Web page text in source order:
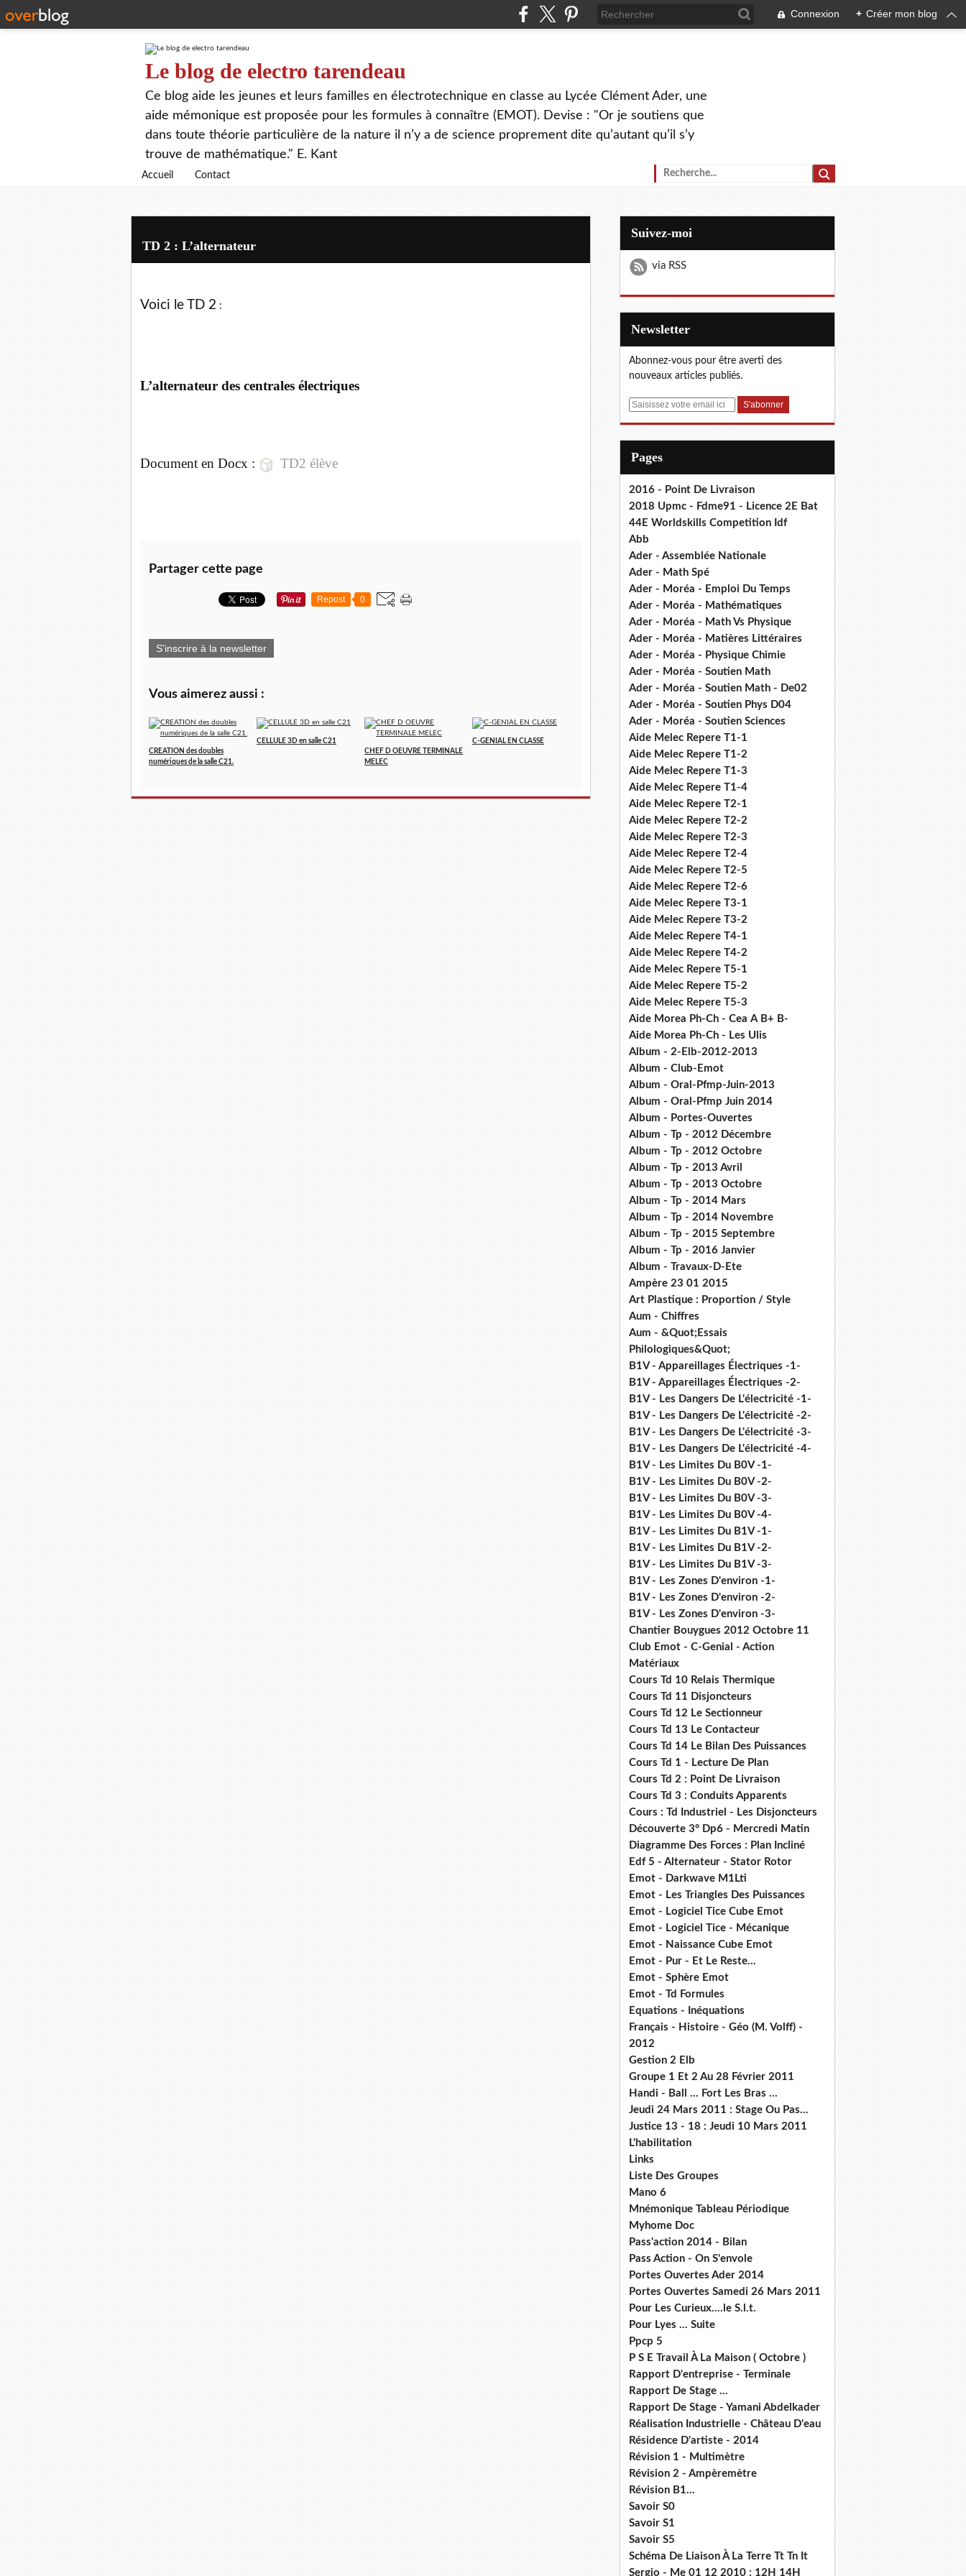
Connexion + Créer mon blog
Le blog de electro tarendeau
Ce blog aide les jeunes et leurs familles en électrotechnique en classe au Lycée Clément Ader, une
aide mémonique est proposée pour les formules à connaître (EMOT). Devise : "Or je soutiens que
dans toute théorie particulière de la nature il n’y a de science proprement dite qu’autant qu’il s’y
trouve de mathématique." E. Kant
Accueil Contact
TD 2 : L’alternateur
Voici le TD 2 :
L’alternateur des centrales électriques
Document en Docx : TD2 élève
Partager cette page
Repost 0
S'inscrire à la newsletter
Vous aimerez aussi :
CREATION des doubles
numériques de la salle C21.
CELLULE 3D en salle C21
CHEF D OEUVRE TERMINALE
MELEC
C-GENIAL EN CLASSE
Suivez-moi
via RSS
Newsletter
Abonnez-vous pour être averti des
nouveaux articles publiés.
E
Pages
2016 - Point De Livraison
2018 Upmc - Fdme91 - Licence 2E Bat
44E Worldskills Competition Idf
Abb
Ader - Assemblée Nationale
Ader - Math Spé
Ader - Moréa - Emploi Du Temps
Ader - Moréa - Mathématiques
Ader - Moréa - Math Vs Physique
Ader - Moréa - Matières Littéraires
Ader - Moréa - Physique Chimie
Ader - Moréa - Soutien Math
Ader - Moréa - Soutien Math - De02
Ader - Moréa - Soutien Phys D04
Ader - Moréa - Soutien Sciences
Aide Melec Repere T1-1
Aide Melec Repere T1-2
Aide Melec Repere T1-3
Aide Melec Repere T1-4
Aide Melec Repere T2-1
Aide Melec Repere T2-2
Aide Melec Repere T2-3
Aide Melec Repere T2-4
Aide Melec Repere T2-5
Aide Melec Repere T2-6
Aide Melec Repere T3-1
Aide Melec Repere T3-2
Aide Melec Repere T4-1
Aide Melec Repere T4-2
Aide Melec Repere T5-1
Aide Melec Repere T5-2
Aide Melec Repere T5-3
Aide Morea Ph-Ch - Cea Α Β+ Β-
Aide Morea Ph-Ch - Les Ulis
Album - 2-Elb-2012-2013
Album - Club-Emot
Album - Oral-Pfmp-Juin-2013
Album - Oral-Pfmp Juin 2014
Album - Portes-Ouvertes
Album - Tp - 2012 Décembre
Album - Tp - 2012 Octobre
Album - Tp - 2013 Avril
Album - Tp - 2013 Octobre
Album - Tp - 2014 Mars
Album - Tp - 2014 Novembre
Album - Tp - 2015 Septembre
Album - Tp - 2016 Janvier
Album - Travaux-D-Ete
Ampère 23 01 2015
Art Plastique : Proportion / Style
Aum - Chiffres
Aum - &Quot;Essais
Philologiques&Quot;
B1V - Appareillages Électriques -1-
B1V - Appareillages Électriques -2-
B1V - Les Dangers De L'électricité -1-
B1V - Les Dangers De L'électricité -2-
B1V - Les Dangers De L'électricité -3-
B1V - Les Dangers De L'électricité -4-
B1V - Les Limites Du B0V -1-
B1V - Les Limites Du B0V -2-
B1V - Les Limites Du B0V -3-
B1V - Les Limites Du B0V -4-
B1V - Les Limites Du B1V -1-
B1V - Les Limites Du B1V -2-
B1V - Les Limites Du B1V -3-
B1V - Les Zones D'environ -1-
B1V - Les Zones D'environ -2-
B1V - Les Zones D'environ -3-
Chantier Bouygues 2012 Octobre 11
Club Emot - C-Genial - Action
Matériaux
Cours Td 10 Relais Thermique
Cours Td 11 Disjoncteurs
Cours Td 12 Le Sectionneur
Cours Td 13 Le Contacteur
Cours Td 14 Le Bilan Des Puissances
Cours Td 1 - Lecture De Plan
Cours Td 2 : Point De Livraison
Cours Td 3 : Conduits Apparents
Cours : Td Industriel - Les Disjoncteurs
Découverte 3° Dp6 - Mercredi Matin
Diagramme Des Forces : Plan Incliné
Edf 5 - Alternateur - Stator Rotor
Emot - Darkwave M1Lti
Emot - Les Triangles Des Puissances
Emot - Logiciel Tice Cube Emot
Emot - Logiciel Tice - Mécanique
Emot - Naissance Cube Emot
Emot - Pur - Et Le Reste...
Emot - Sphère Emot
Emot - Td Formules
Equations - Inéquations
Français - Histoire - Géo (M. Volff) -
2012
Gestion 2 Elb
Groupe 1 Et 2 Au 28 Février 2011
Handi - Ball ... Fort Les Bras ...
Jeudi 24 Mars 2011 : Stage Ou Pas...
Justice 13 - 18 : Jeudi 10 Mars 2011
L'habilitation
Links
Liste Des Groupes
Mano 6
Mnémonique Tableau Périodique
Myhome Doc
Pass'action 2014 - Bilan
Pass Action - On S'envole
Portes Ouvertes Ader 2014
Portes Ouvertes Samedi 26 Mars 2011
Pour Les Curieux....le S.l.t.
Pour Lyes ... Suite
Ppcp 5
P S E Travail À La Maison ( Octobre )
Rapport D'entreprise - Terminale
Rapport De Stage ...
Rapport De Stage - Yamani Abdelkader
Réalisation Industrielle - Château D'eau
Résidence D'artiste - 2014
Révision 1 - Multimètre
Révision 2 - Ampèremètre
Révision B1...
Savoir S0
Savoir S1
Savoir S5
Schéma De Liaison À La Terre Tt Tn It
Sergio - Me 01 12 2010 : 12H 14H